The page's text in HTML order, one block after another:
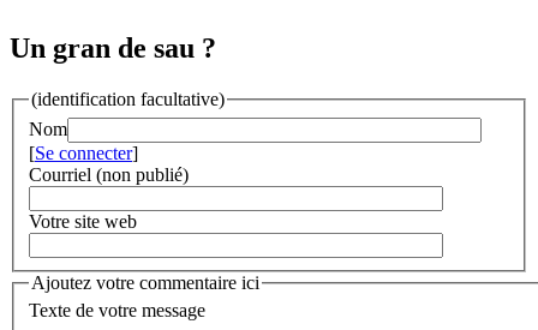
Un gran de sau ?
(identification facultative)
Nom
[Se connecter]
Courriel (non publié)
Votre site web
Ajoutez votre commentaire ici
Texte de votre message